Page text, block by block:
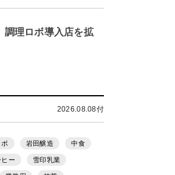
調理ロボ導入店を拡
2026.08.08付
ボ 岩田醸造 中食
ヒー 雪印乳業